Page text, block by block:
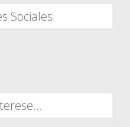
Sociales